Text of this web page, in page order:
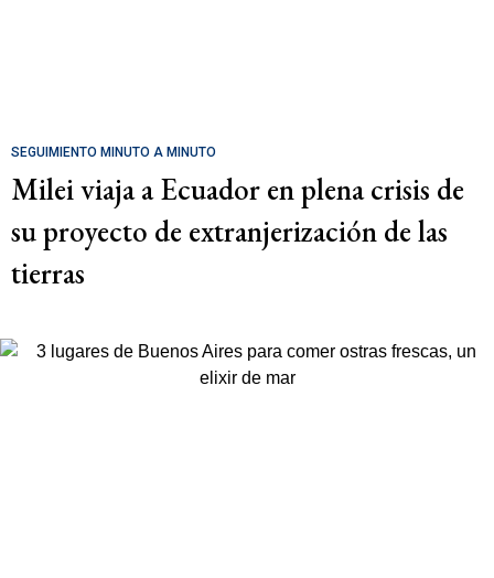
SEGUIMIENTO MINUTO A MINUTO
Milei viaja a Ecuador en plena crisis de
su proyecto de extranjerización de las
tierras